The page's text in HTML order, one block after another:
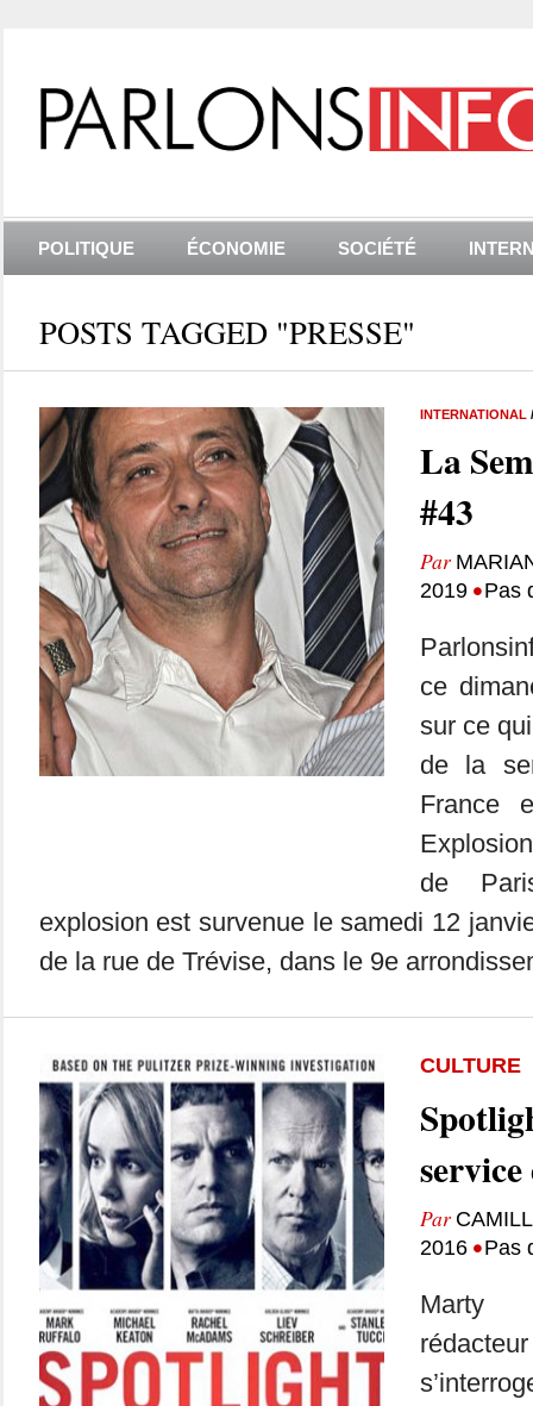
POLITIQUE ÉCONOMIE SOCIÉTÉ
POSTS TAGGED "PRESSE"
INTERNATIONAL
La
#43
Par
2019 •Pas
ce
sur ce
de la
France
de
explosion est survenue le samedi 12
de la rue de Trévise, dans le 9e
CULTURE
Par
2016 •Pas
Marty